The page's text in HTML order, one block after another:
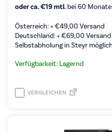
oder ca. €19 mtl. bei 60
Österreich: +€49,00 Versand
Deutschland: +€69,00 Versand
Selbstabholung in Steyr möglich
Verfügbarkeit: Lagernd
VERGLEICHEN